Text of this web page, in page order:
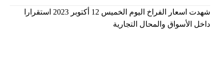
شهدت اسعار الفراخ اليوم الخميس 12 أكتوبر 2023 استقرارا
داخل الأسواق والمحال التجارية